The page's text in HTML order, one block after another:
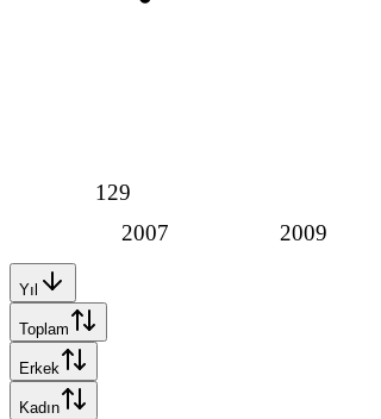
2007 2009
129
Yıl
Toplam
Erkek
Kadın